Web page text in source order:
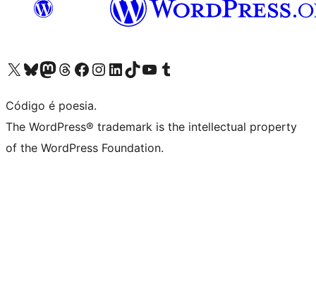
Visite a nossa conta X (antigo Twitter)
Visit our Bluesky account
Visit our Mastodon account
Visit our Threads account
Visite a nossa página do Facebook
Visite a nossa conta no Instagram
Visite a nossa conta no LinkedIn
Visit our TikTok account
Visit our YouTube channel
Visit our Tumblr account
Código é poesia.
The WordPress® trademark is the intellectual property
of the WordPress Foundation.